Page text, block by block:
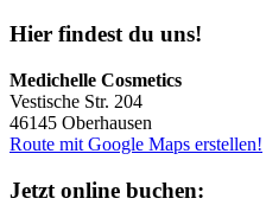
Hier findest du uns!
Medichelle Cosmetics
Vestische Str. 204
46145 Oberhausen
Route mit Google Maps erstellen!
Jetzt online buchen: